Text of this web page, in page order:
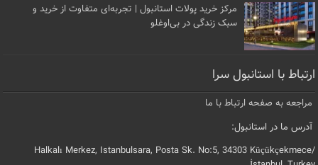
مرکز خرید پولات استانبول | تجربه‌ای متفاوت از خرید و
سبک زندگی در بی‌اوغلو
ارتباط با استانبول سرا
مراجعه به صفحه ارتباط با ما
آدرس ما در استانبول:
Halkalı Merkez, Istanbulsara, Posta Sk. No:5, 34303 Küçükçekmece/